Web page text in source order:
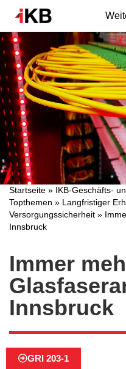
Startseite » IKB-Geschäfts-
Topthemen » Langfristiger
Versorgungssicherheit »
Innsbruck​
Immer
Innsbruck
GRI 203-1